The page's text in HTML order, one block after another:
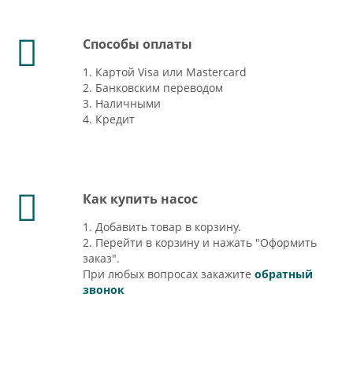
Способы оплаты
1. Картой Visa или Mastercard
2. Банковским переводом
3. Наличными
4. Кредит
Как купить насос
1. Добавить товар в корзину.
2. Перейти в корзину и нажать "Оформить
заказ".
При любых вопросах закажите обратный
звонок